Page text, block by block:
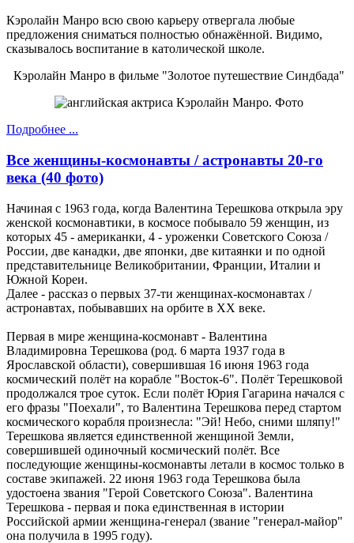
Кэролайн Манро всю свою карьеру отвергала любые
предложения сниматься полностью обнажённой. Видимо,
сказывалось воспитание в католической школе.
Кэролайн Манро в фильме "Золотое путешествие Синдбада"
Подробнее ...
Все женщины-космонавты / астронавты 20-го
века (40 фото)
Начиная с 1963 года, когда Валентина Терешкова открыла эру
женской космонавтики, в космосе побывало 59 женщин, из
которых 45 - американки, 4 - уроженки Советского Союза /
России, две канадки, две японки, две китаянки и по одной
представительнице Великобритании, Франции, Италии и
Южной Кореи.
Далее - рассказ о первых 37-ти женщинах-космонавтах /
астронавтах, побывавших на орбите в ХХ веке.
Первая в мире женщина-космонавт - Валентина
Владимировна Терешкова (род. 6 марта 1937 года в
Ярославской области), совершившая 16 июня 1963 года
космический полёт на корабле "Восток-6". Полёт Терешковой
продолжался трое суток. Если полёт Юрия Гагарина начался с
его фразы "Поехали", то Валентина Терешкова перед стартом
космического корабля произнесла: "Эй! Небо, сними шляпу!"
Терешкова является единственной женщиной Земли,
совершившей одиночный космический полёт. Все
последующие женщины-космонавты летали в космос только в
составе экипажей. 22 июня 1963 года Терешкова была
удостоена звания "Герой Советского Союза". Валентина
Терешкова - первая и пока единственная в истории
Российской армии женщина-генерал (звание "генерал-майор"
она получила в 1995 году).